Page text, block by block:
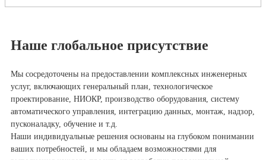
Наше глобальное присутствие
Мы сосредоточены на предоставлении комплексных инженерных
услуг, включающих генеральный план, технологическое
проектирование, НИОКР, производство оборудования, систему
автоматического управления, интеграцию данных, монтаж, надзор,
пусконаладку, обучение и т.д.
Наши индивидуальные решения основаны на глубоком понимании
ваших потребностей, и мы обладаем возможностями для